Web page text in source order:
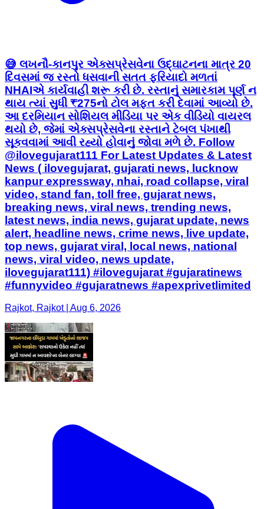
😅 લખનૌ-કાનપુર એક્સપ્રેસવેના ઉદ્ઘાટનના માત્ર 20
દિવસમાં જ રસ્તો ધસવાની સતત ફરિયાદો મળતાં
NHAIએ કાર્યવાહી શરૂ કરી છે. રસ્તાનું સમારકામ પૂર્ણ ન
થાય ત્યાં સુધી ₹275નો ટોલ મફત કરી દેવામાં આવ્યો છે.
આ દરમિયાન સોશિયલ મીડિયા પર એક વીડિયો વાયરલ
થયો છે, જેમાં એક્સપ્રેસવેના રસ્તાને ટેબલ પંખાથી
સૂકવવામાં આવી રહ્યો હોવાનું જોવા મળે છે. Follow
@ilovegujarat111 For Latest Updates & Latest
News ( ilovegujarat, gujarati news, lucknow
kanpur expressway, nhai, road collapse, viral
video, stand fan, toll free, gujarat news,
breaking news, viral news, trending news,
latest news, india news, gujarat update, news
alert, headline news, crime news, live update,
top news, gujarat viral, local news, national
news, viral video, news update,
ilovegujarat111) #ilovegujarat #gujaratinews
#funnyvideo #gujaratnews #apexprivetlimited
Rajkot, Rajkot | Aug 6, 2026